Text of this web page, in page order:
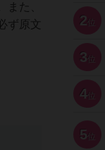
た、
ず原文
2 位
3 位
4位
5 位